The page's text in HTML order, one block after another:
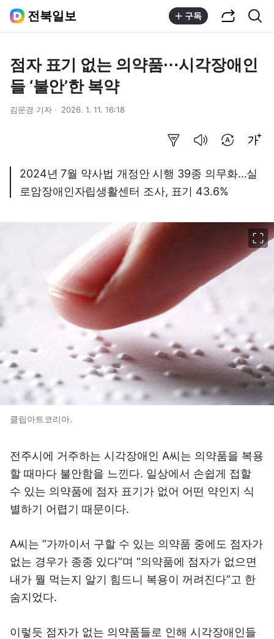
전북일보 구독
점자 표기 없는 의약품⋯시각장애인
들 ‘불안’한 복약
김문경 기자 2026. 1. 11. 16:18
2024년 7월 약사법 개정안 시행 39종 의무화…실
로암장애인자립생활센터 조사, 표기 43.6%
클립아트코리아.
전주시에 거주하는 시각장애인 A씨는 의약품을 복용
할 때마다 불안함을 느낀다. 일상에서 손쉽게 접할
수 있는 의약품에 점자 표기가 없어 어떤 약인지 식
별하기 어렵기 때문이다.
A씨는 “가까이서 구할 수 있는 의약품 중에도 점자가
없는 경우가 종종 있다”며 “의약품에 점자가 없으면
내가 뭘 먹는지 알기 힘드니 복용이 꺼려진다”고 한
숨지었다.
이렇듯 점자가 없는 의약품들로 인해 시각장애인들